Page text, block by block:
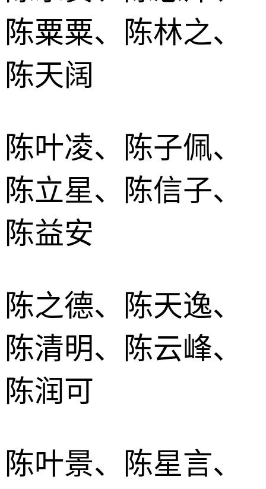
陈粟粟、陈林之、
陈天阔
陈叶凌、陈子佩、
陈立星、陈信子、
陈益安
陈之德、陈天逸、
陈清明、陈云峰、
陈润可
陈叶景、陈星言、